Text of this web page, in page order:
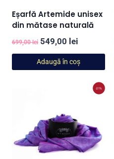
Eșarfă Artemide unisex
din mătase naturală
699,00lei Prețul
inițial
a
549,00 lei
curent
este:
549,00 lei.
Adaugă în coș
-21%